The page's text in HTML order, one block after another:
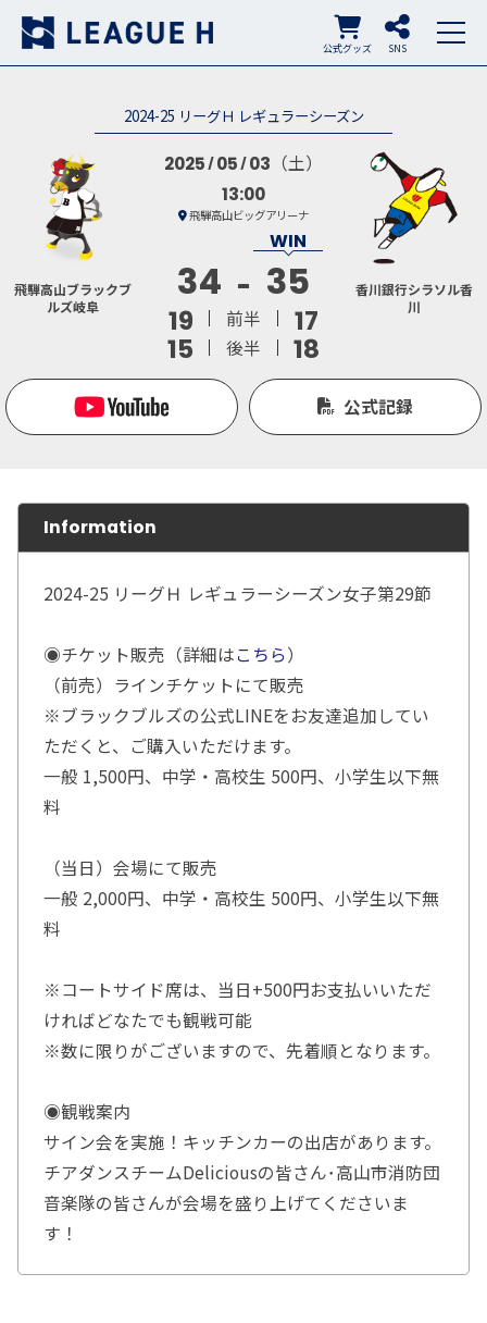
SNS
公式グッズ
2024-25 リーグＨ レギュラーシーズン
飛騨高山ブラックブ
ルズ岐阜
2025 05 03 （土）
13:00
飛騨高山ビッグアリーナ
34 35
19 前半
17
15
後半 18
香川銀行シラソル香
川
公式記録
Information
2024-25 リーグＨ レギュラーシーズン女子第29節
◉チケット販売（詳細はこちら）
（前売）ラインチケットにて販売
※ブラックブルズの公式LINEをお友達追加してい
ただくと、ご購入いただけます。
一般 1,500円、中学・高校生 500円、小学生以下無
料
（当日）会場にて販売
一般 2,000円、中学・高校生 500円、小学生以下無
料
※コートサイド席は、当日+500円お支払いいただ
ければどなたでも観戦可能
※数に限りがございますので、先着順となります。
◉観戦案内
サイン会を実施！キッチンカーの出店があります。
チアダンスチームDeliciousの皆さん･高山市消防団
音楽隊の皆さんが会場を盛り上げてくださいま
す！